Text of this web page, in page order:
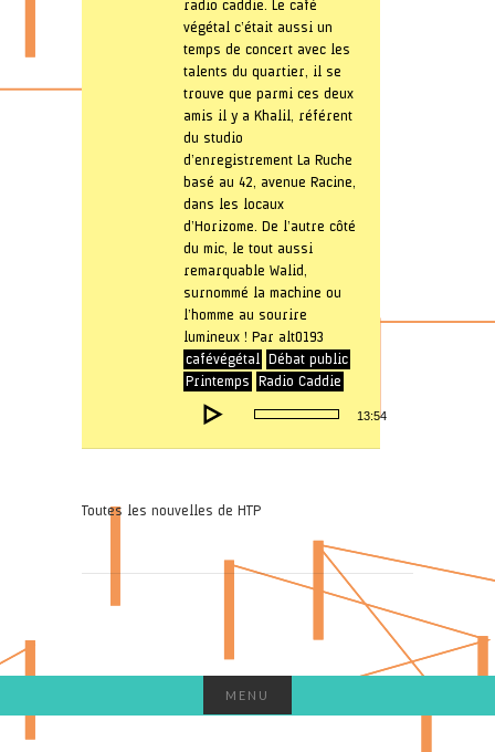
radio caddie. Le café
végétal c’était aussi un
temps de concert avec les
talents du quartier, il se
trouve que parmi ces deux
amis il y a Khalil, référent
du studio
d’enregistrement La Ruche
basé au 42, avenue Racine,
dans les locaux
d’Horizome. De l’autre côté
du mic, le tout aussi
remarquable Walid,
surnommé la machine ou
l’homme au sourire
lumineux ! Par alt0193
cafévégétal
Débat public
Printemps
Radio Caddie
Lecteur
audio
13:54
Toutes les nouvelles de HTP
MENU